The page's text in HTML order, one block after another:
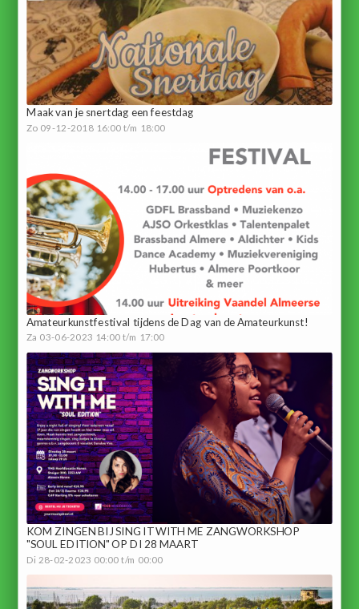
Maak van je snertdag een feestdag
Zo 09-12-2018 16:00 t/m 18:00
Amateurkunstfestival tijdens de Dag van de Amateurkunst!
Za 03-06-2023 14:00 t/m 17:00
KOM ZINGEN BIJ SING IT WITH ME ZANGWORKSHOP
"SOUL EDITION" OP DI 28 MAART
Di 28-02-2023 00:00 t/m 00:00